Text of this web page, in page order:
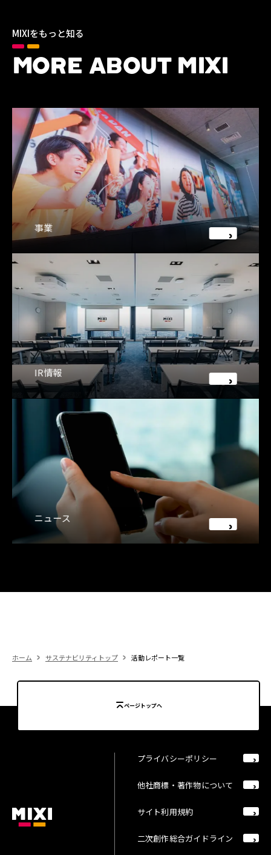
MIXIをもっと知る
MORE ABOUT MIXI
事業
IR情報
ニュース
ホーム サステナビリティトップ 活動レポート一覧
ページトップへ
プライバシーポリシー
他社商標・著作物について
サイト利用規約
二次創作総合ガイドライン